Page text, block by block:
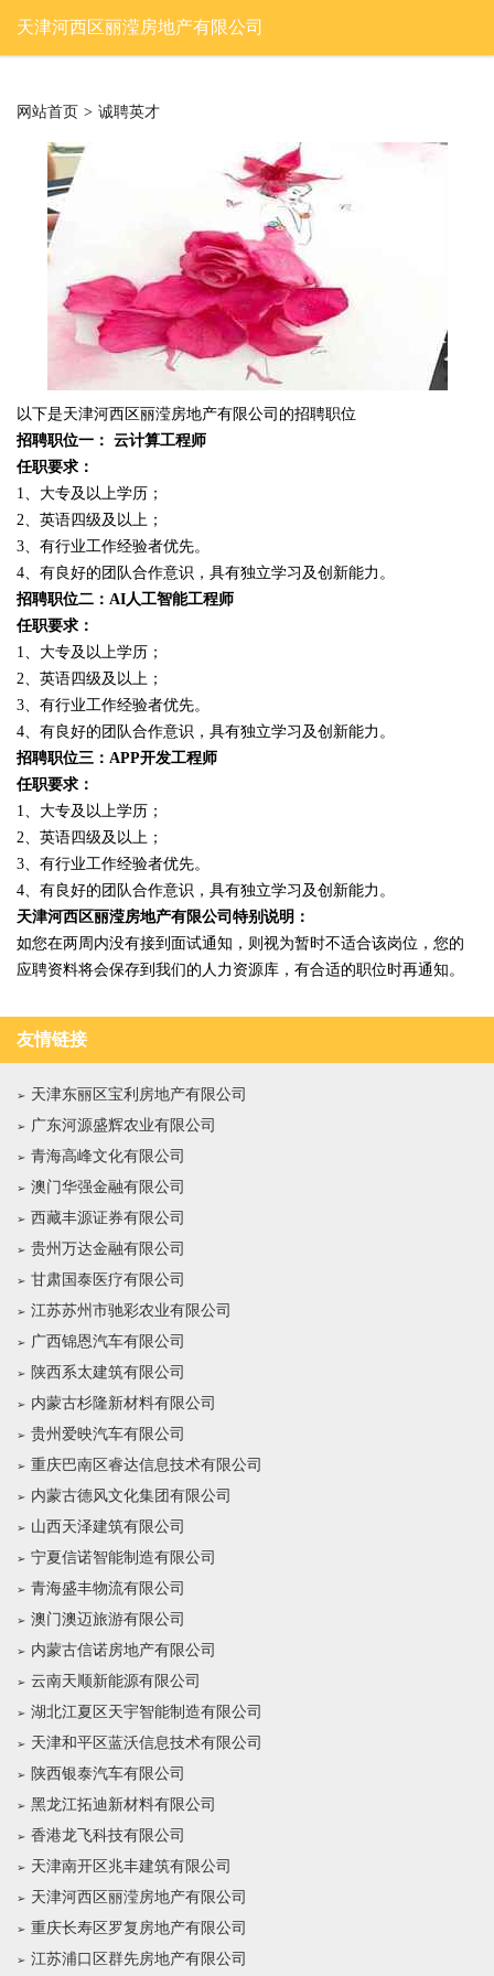
天津河西区丽滢房地产有限公司
网站首页 > 诚聘英才
以下是天津河西区丽滢房地产有限公司的招聘职位
招聘职位一： 云计算工程师
任职要求：
1、大专及以上学历；
2、英语四级及以上；
3、有行业工作经验者优先。
4、有良好的团队合作意识，具有独立学习及创新能力。
招聘职位二：AI人工智能工程师
任职要求：
1、大专及以上学历；
2、英语四级及以上；
3、有行业工作经验者优先。
4、有良好的团队合作意识，具有独立学习及创新能力。
招聘职位三：APP开发工程师
任职要求：
1、大专及以上学历；
2、英语四级及以上；
3、有行业工作经验者优先。
4、有良好的团队合作意识，具有独立学习及创新能力。
天津河西区丽滢房地产有限公司特别说明：
如您在两周内没有接到面试通知，则视为暂时不适合该岗位，您的
应聘资料将会保存到我们的人力资源库，有合适的职位时再通知。
友情链接
天津东丽区宝利房地产有限公司
广东河源盛辉农业有限公司
青海高峰文化有限公司
澳门华强金融有限公司
西藏丰源证券有限公司
贵州万达金融有限公司
甘肃国泰医疗有限公司
江苏苏州市驰彩农业有限公司
广西锦恩汽车有限公司
陕西系太建筑有限公司
内蒙古杉隆新材料有限公司
贵州爱映汽车有限公司
重庆巴南区睿达信息技术有限公司
内蒙古德风文化集团有限公司
山西天泽建筑有限公司
宁夏信诺智能制造有限公司
青海盛丰物流有限公司
澳门澳迈旅游有限公司
内蒙古信诺房地产有限公司
云南天顺新能源有限公司
湖北江夏区天宇智能制造有限公司
天津和平区蓝沃信息技术有限公司
陕西银泰汽车有限公司
黑龙江拓迪新材料有限公司
香港龙飞科技有限公司
天津南开区兆丰建筑有限公司
天津河西区丽滢房地产有限公司
重庆长寿区罗复房地产有限公司
江苏浦口区群先房地产有限公司